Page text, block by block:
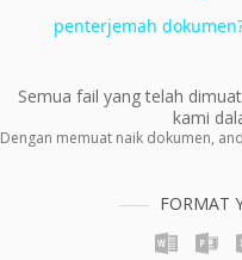
penterjemah
Semua fail yang telah
kami
Dengan memuat naik dokumen,
FORMAT